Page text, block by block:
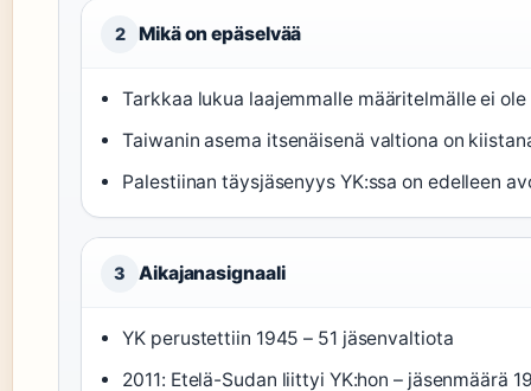
2 Mikä on epäselvää
Tarkkaa lukua laajemmalle määritelmälle ei ole
Taiwanin asema itsenäisenä valtiona on
Palestiinan täysjäsenyys YK:ssa on edelleen
3 Aikajanasignaali
YK perustettiin 1945 – 51 jäsenvaltiota
2011: Etelä-Sudan liittyi YK:hon – jäsenmäärä